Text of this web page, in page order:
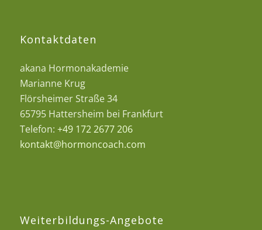
Kontaktdaten
akana Hormonakademie
Marianne Krug
Flörsheimer Straße 34
65795 Hattersheim bei Frankfurt
Telefon: +49 172 2677 206
kontakt@hormoncoach.com
Weiterbildungs-Angebote